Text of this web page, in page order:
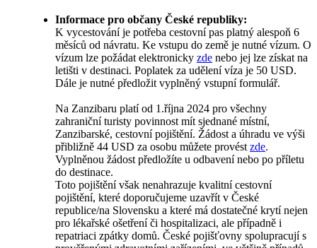
Informace pro občany České republiky:
K vycestování je potřeba cestovní pas platný alespoň 6
měsíců od návratu. Ke vstupu do země je nutné vízum. O
vízum lze požádat elektronicky zde nebo jej lze získat na
letišti v destinaci. Poplatek za udělení víza je 50 USD.
Dále je nutné předložit vyplněný vstupní formulář.
Na Zanzibaru platí od 1.října 2024 pro všechny
zahraniční turisty povinnost mít sjednané místní,
Zanzibarské, cestovní pojištění. Žádost a úhradu ve výši
přibližně 44 USD za osobu můžete provéstzde.
Vyplněnou žádost předložíte u odbavení nebo po příletu
do destinace.
Toto pojištění však nenahrazuje kvalitní cestovní
pojištění, které doporučujeme uzavřít v České
republice/na Slovensku a které má dostatečné krytí nejen
pro lékařské ošetření či hospitalizaci, ale případně i
repatriaci zpátky domů. České pojišťovny spolupracují s